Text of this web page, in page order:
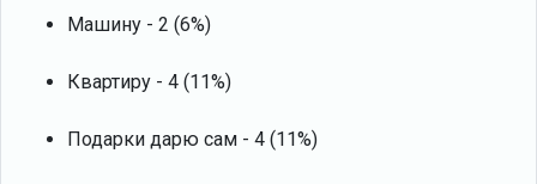
Машину - 2 (6%)
Квартиру - 4 (11%)
Подарки дарю сам - 4 (11%)